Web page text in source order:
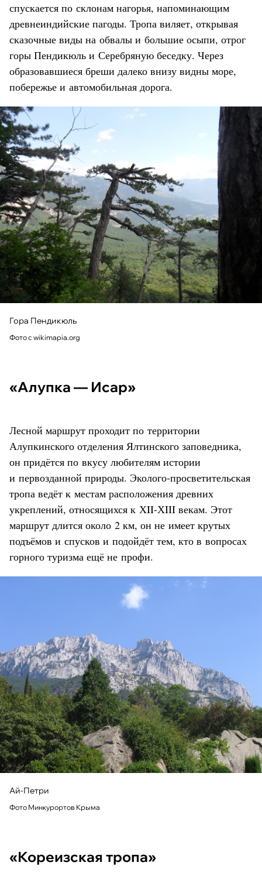
спускается по склонам нагорья, напоминающим
древнеиндийские пагоды. Тропа виляет, открывая
сказочные виды на обвалы и большие осыпи, отрог
горы Пендикюль и Серебряную беседку. Через
образовавшиеся бреши далеко внизу видны море,
побережье и автомобильная дорога.
Гора Пендикюль
Фото с wikimapia.org
«Алупка — Исар»
Лесной маршрут проходит по территории
Алупкинского отделения Ялтинского заповедника,
он придётся по вкусу любителям истории
и первозданной природы. Эколого-просветительская
тропа ведёт к местам расположения древних
укреплений, относящихся к ХII-ХIII векам. Этот
маршрут длится около 2 км, он не имеет крутых
подъёмов и спусков и подойдёт тем, кто в вопросах
горного туризма ещё не профи.
Ай-Петри
Фото Минкурортов Крыма
«Кореизская тропа»